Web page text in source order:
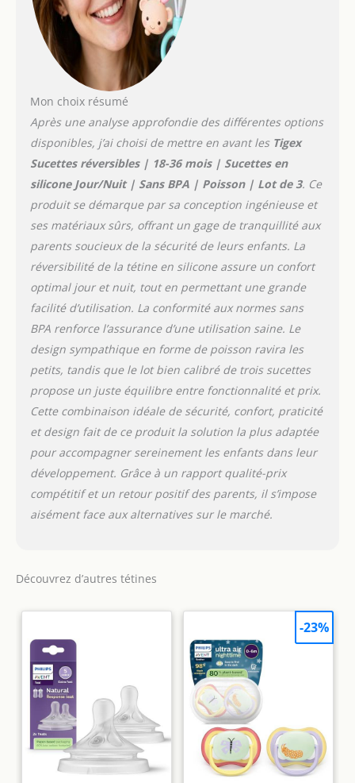
Mon choix résumé
Après une analyse approfondie des différentes options
disponibles, j’ai choisi de mettre en avant les Tigex
Sucettes réversibles | 18-36 mois | Sucettes en
silicone Jour/Nuit | Sans BPA | Poisson | Lot de 3. Ce
produit se démarque par sa conception ingénieuse et
ses matériaux sûrs, offrant un gage de tranquillité aux
parents soucieux de la sécurité de leurs enfants. La
réversibilité de la tétine en silicone assure un confort
optimal jour et nuit, tout en permettant une grande
facilité d’utilisation. La conformité aux normes sans
BPA renforce l’assurance d’une utilisation saine. Le
design sympathique en forme de poisson ravira les
petits, tandis que le lot bien calibré de trois sucettes
propose un juste équilibre entre fonctionnalité et prix.
Cette combinaison idéale de sécurité, confort, praticité
et design fait de ce produit la solution la plus adaptée
pour accompagner sereinement les enfants dans leur
développement. Grâce à un rapport qualité-prix
compétitif et un retour positif des parents, il s’impose
aisément face aux alternatives sur le marché.
Découvrez d’autres tétines
-23%